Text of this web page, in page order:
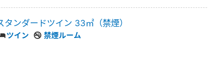
タンダードツイン 33㎡（禁煙）
ツイン 禁煙ルーム